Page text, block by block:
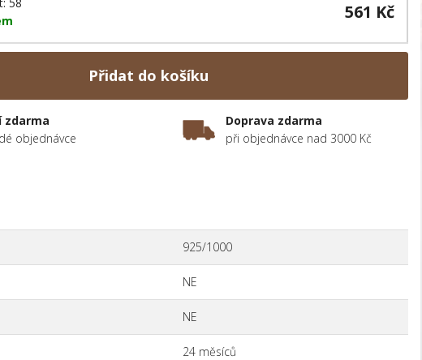
561 Kč
Přidat do košíku
zdarma
objednávce
Doprava zdarma
při objednávce nad 3000 Kč
925/1000
NE
NE
24 měsíců